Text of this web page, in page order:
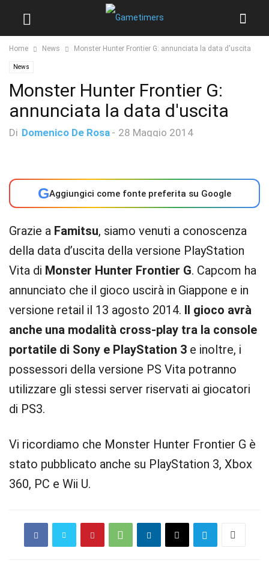
Home News Monster Hunter Frontier G: annunciata la data d'uscita
News
Monster Hunter Frontier G:
annunciata la data d'uscita
Di Domenico De Rosa - 28 Maggio 2014
GAggiungici come fonte preferita su Google
Grazie a Famitsu, siamo venuti a conoscenza
della data d’uscita della versione PlayStation
Vita di Monster Hunter Frontier G. Capcom ha
annunciato che il gioco uscirà in Giappone e in
versione retail il 13 agosto 2014. Il gioco avrà
anche una modalità cross-play tra la console
portatile di Sony e PlayStation 3 e inoltre, i
possessori della versione PS Vita potranno
utilizzare gli stessi server riservati ai giocatori
di PS3.
Vi ricordiamo che Monster Hunter Frontier G è
stato pubblicato anche su PlayStation 3, Xbox
360, PC e Wii U.